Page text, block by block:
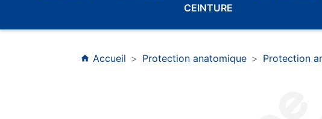
CEINTURE
home Accueil Protection anatomique Protection